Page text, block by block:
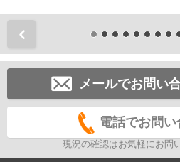
メールでお問い
電話でお問
現況の確認はお気軽にお問